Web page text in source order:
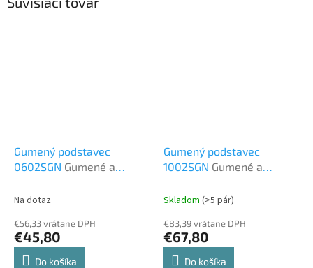
Gumený podstavec
0602SGN Gumené a
Na dotaz
€56,33 vrátane DPH
€45,80
Do košíka
Gumený podstavec
1002SGN Gumené a
Skladom (>5 pár)
€83,39 vrátane DPH
€67,80
Do košíka